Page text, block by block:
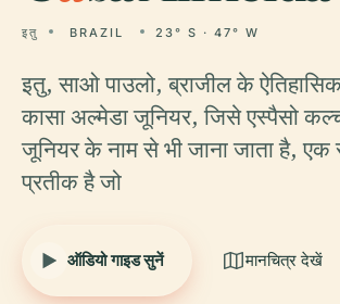
इतु BRAZIL 23° S · 47° W
इतु, साओ पाउलो, ब्राजील के
कासा अल्मेडा जूनियर, जिसे एस्पैसो
जूनियर के नाम से भी जाना जाता है,
प्रतीक है जो
ऑडियो गाइड सुनें मानचित्र देखें